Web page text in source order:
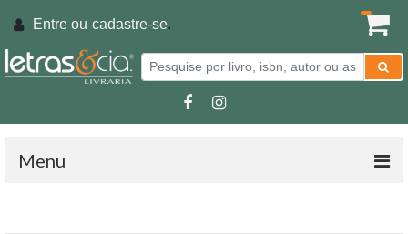
Entre ou cadastre-se.
Menu